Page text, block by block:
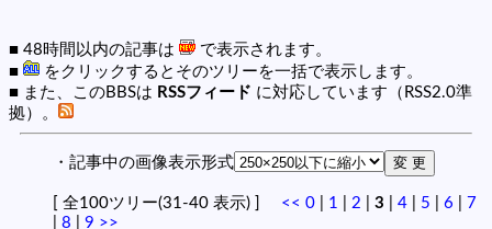
■ 48時間以内の記事は
で表示されます。
■
をクリックするとそのツリーを一括で表示します。
■ また、このBBSは RSSフィード に対応しています（RSS2.0準
拠）。
・記事中の画像表示形式
[ 全100ツリー(31-40 表示) ] << 0 1 2 3 4 5 6
7
8 9 >>